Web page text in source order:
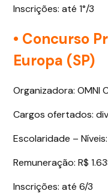
Inscrições: até 1°/3
• Concurso
Europa (SP)
Organizadora: OMNI
Cargos ofertados:
Escolaridade –
Remuneração: R$
Inscrições: até 6/3